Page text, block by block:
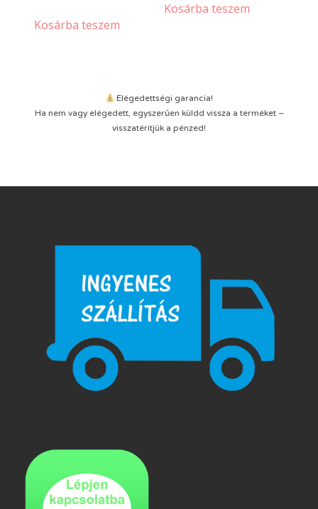
Kosárba teszem
Kosárba teszem
Elégedettségi garancia!
Ha nem vagy elégedett, egyszerűen küldd vissza a terméket –
visszatérítjük a pénzed!